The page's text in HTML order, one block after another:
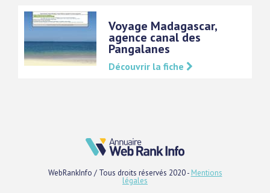
Voyage Madagascar,
agence canal des
Pangalanes
Découvrir la fiche
WebRankInfo / Tous droits réservés 2020 - Mentions
légales